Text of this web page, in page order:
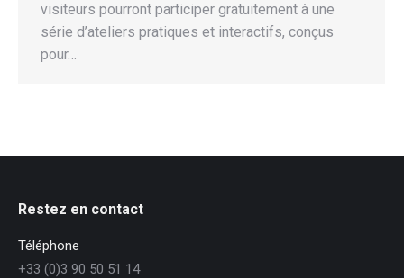
visiteurs pourront participer gratuitement à une
série d’ateliers pratiques et interactifs, conçus
pour…
Restez en contact
Téléphone
+33 (0)3 90 50 51 14